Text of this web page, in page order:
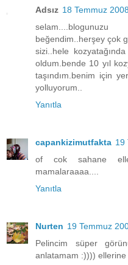
Adsız 18 Temmuz
beğendim..herşey çok
sizi..hele
oldum.bende 10 yıl
taşındım.benim için
yolluyorum..
Yanıtla
capankizimutfakta 19
of cok sahane
mamalaraaaa....
Yanıtla
Nurten 19 Temmuz
Pelincim süper
anlatamam :)))) ellerine